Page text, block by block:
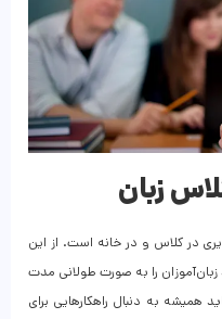
زبان
در کلاس و در خانه است. از این
را به صورت طولانی مدت
همیشه به دنبال راهکارهایی برای